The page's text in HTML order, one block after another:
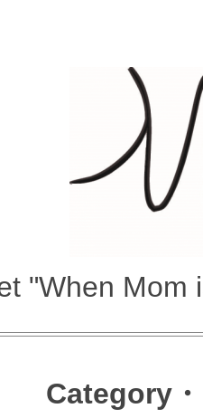
"When Mom
Category